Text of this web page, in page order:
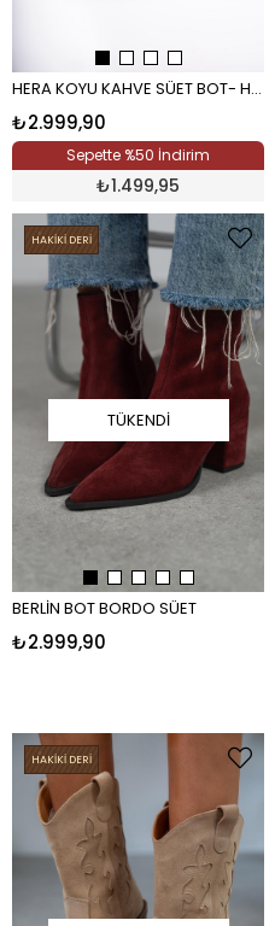
HERA KOYU KAHVE SÜET BOT- H KAHVE
₺2.999,90
Sepette %50 İndirim
₺1.499,95
TÜKENDI
BERLİN BOT BORDO SÜET
₺2.999,90
HAKİKİ DERİ
HAKİKİ DERİ